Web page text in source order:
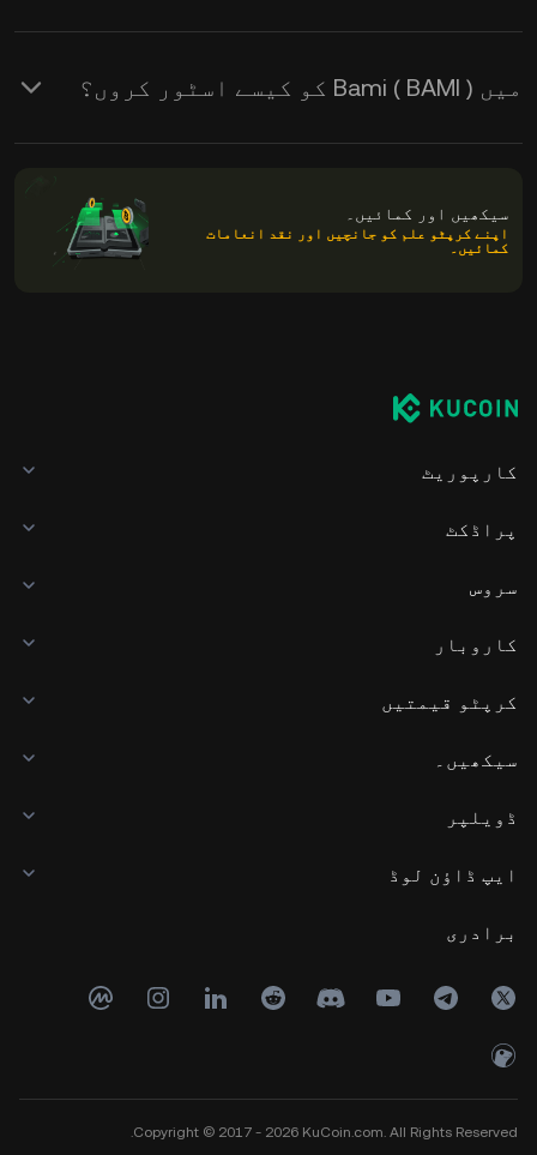
میں Bami ( BAMI ) کو کیسے اسٹور کروں؟
سیکھیں اور کمائیں۔
اپنے کرپٹو علم کو جانچیں اور نقد انعامات
کمائیں۔
کارپوریٹ
پراڈکٹ
سروس
کاروبار
کرپٹو قیمتیں
سیکھیں۔
ڈویلپر
ایپ ڈاؤن لوڈ
برادری
Copyright © 2017 - 2026 KuCoin.com. All Rights Reserved.